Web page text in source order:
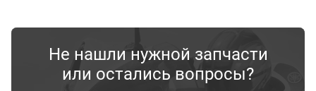
Не нашли нужной запчасти
или остались вопросы?